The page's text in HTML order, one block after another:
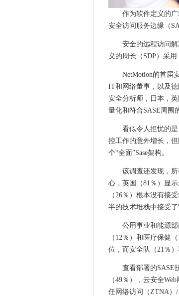
科技工人为
威廉姆斯F1汽
BT删除BBC
英国政府设定
Hyperoptic为
Cinia削减了
AWS和
超过三分之二
EE 5G提供
EE在2021年
Palo Alto
谷歌威胁要切
Grafana Labs
维珍媒体创新
开放银行进出
英国AI成熟度
生物识别伦理
Argenta需要
碾压赎金瓶通
GCHQ规定
英国网络用户
作为软件定义的
安全访问服务边缘（
安全的远程访问
义的周长（SDP）采
NetMotion的首届
IT和网络董事，以及
安全分析师，日本，
量化和符合SAS​​E周围
看似令人担忧的
控工作的意外增长，
个“全面”Sase架构。
该调查还发现，
心，英国（81％）显
（26％）根本没有接
半的技术堆栈中接受了
公用事业和能源
（12％）和医疗保健
位，而安全队（21％
查看部署的SASE
（49％），云安全
任网络访问（ZTNA）/